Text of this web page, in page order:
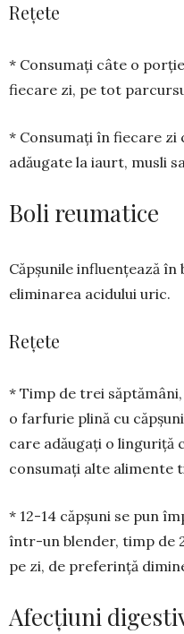
Rețete
* Consumați câte o
fiecare zi, pe tot
* Consumați în fiecare zi
adăugate la iaurt, musli
Boli reumatice
Căpșunile influențează
eliminarea acidului uric.
Rețete
* Timp de trei
o far­furie plină cu
care adăugați o linguriță
consumați alte ali­men­te
* 12-14 căpșuni se pun
într-un blender, timp de
pe zi, de preferință
Afecțiuni